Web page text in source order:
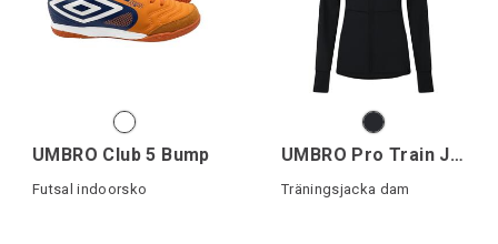
UMBRO Club 5 Bump
Futsal indoorsko
UMBRO Pro Train Jacket W
Träningsjacka dam